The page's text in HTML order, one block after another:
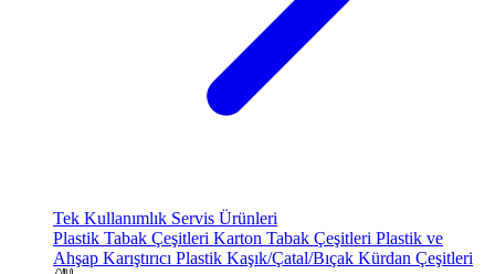
Tek Kullanımlık Servis Ürünleri
Plastik Tabak Çeşitleri Karton Tabak Çeşitleri Plastik ve
Ahşap Karıştırıcı Plastik Kaşık/Çatal/Bıçak Kürdan Çeşitleri